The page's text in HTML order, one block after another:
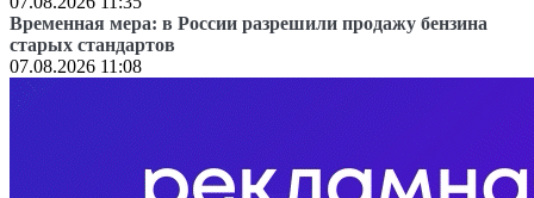
Временная мера: в России разрешили продажу бензина
старых стандартов
07.08.2026 11:08